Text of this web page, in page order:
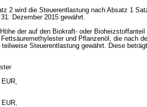
2 wird die Steuerentlastung nach Absatz 1
Dezember 2015 gewährt.
der auf den Biokraft- oder
und Pflanzenöl, die nach
Steuerentlastung gewährt. Diese beträgt